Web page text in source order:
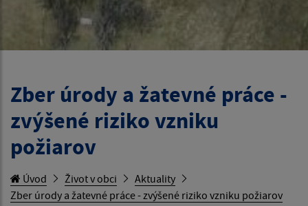
Zber úrody a žatevné práce -
zvýšené riziko vzniku
požiarov
Úvod Život v obci
Aktuality
Zber úrody a žatevné práce - zvýšené riziko vzniku požiarov